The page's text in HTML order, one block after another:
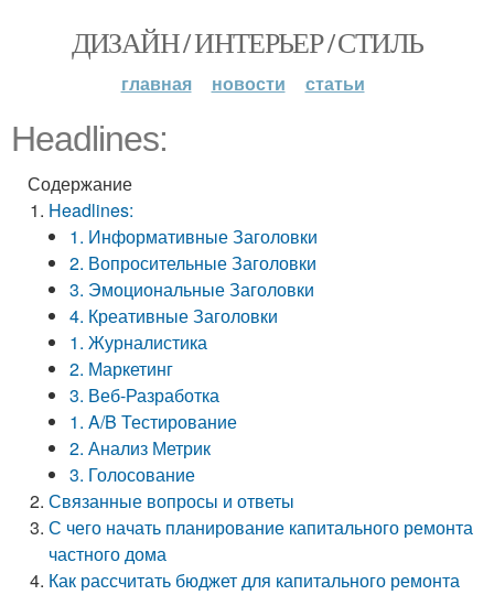
ДИЗАЙН / ИНТЕРЬЕР / СТИЛЬ
главная новости статьи
Headlines:
Содержание
Headlines:
1. Информативные Заголовки
2. Вопросительные Заголовки
3. Эмоциональные Заголовки
4. Креативные Заголовки
1. Журналистика
2. Маркетинг
3. Веб-Разработка
1. A/B Тестирование
2. Анализ Метрик
3. Голосование
Связанные вопросы и ответы
С чего начать планирование капитального ремонта
частного дома
Как рассчитать бюджет для капитального ремонта